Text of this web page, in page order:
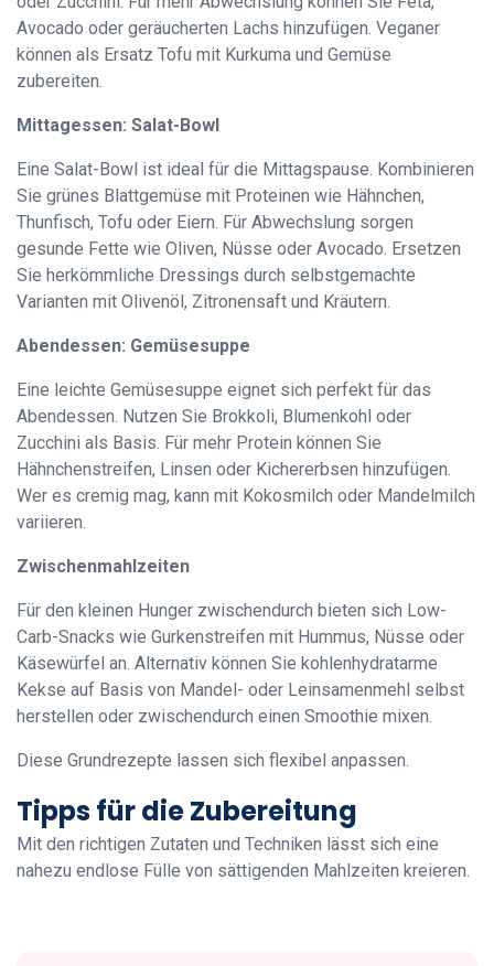
Avocado oder geräucherten Lachs hinzufügen. Veganer
können als Ersatz Tofu mit Kurkuma und Gemüse
zubereiten.
Mittagessen: Salat-Bowl
Eine Salat-Bowl ist ideal für die Mittagspause. Kombinieren
Sie grünes Blattgemüse mit Proteinen wie Hähnchen,
Thunfisch, Tofu oder Eiern. Für Abwechslung sorgen
gesunde Fette wie Oliven, Nüsse oder Avocado. Ersetzen
Sie herkömmliche Dressings durch selbstgemachte
Varianten mit Olivenöl, Zitronensaft und Kräutern.
Abendessen: Gemüsesuppe
Eine leichte Gemüsesuppe eignet sich perfekt für das
Abendessen. Nutzen Sie Brokkoli, Blumenkohl oder
Zucchini als Basis. Für mehr Protein können Sie
Hähnchenstreifen, Linsen oder Kichererbsen hinzufügen.
Wer es cremig mag, kann mit Kokosmilch oder Mandelmilch
variieren.
Zwischenmahlzeiten
Für den kleinen Hunger zwischendurch bieten sich Low-
Carb-Snacks wie Gurkenstreifen mit Hummus, Nüsse oder
Käsewürfel an. Alternativ können Sie kohlenhydratarme
Kekse auf Basis von Mandel- oder Leinsamenmehl selbst
herstellen oder zwischendurch einen Smoothie mixen.
Diese Grundrezepte lassen sich flexibel anpassen.
Tipps für die Zubereitung
Mit den richtigen Zutaten und Techniken lässt sich eine
nahezu endlose Fülle von sättigenden Mahlzeiten kreieren.